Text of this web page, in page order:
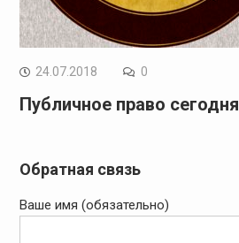
24.07.2018 0
Публичное право сегодня
Обратная связь
Ваше имя (обязательно)